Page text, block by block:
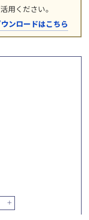
用ください。
ンロードはこちら